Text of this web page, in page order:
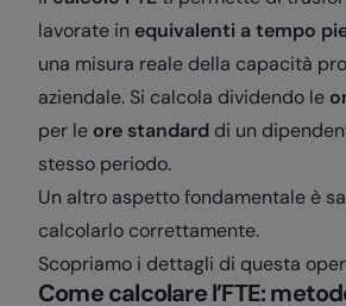
lavorate in equivalenti a tempo
una misura reale della capacità
aziendale. Si calcola dividendo le
per le ore standard di un
stesso periodo.
Un altro aspetto fondamentale è
calcolarlo correttamente.
Scopriamo i dettagli di questa
Come calcolare l’FTE: